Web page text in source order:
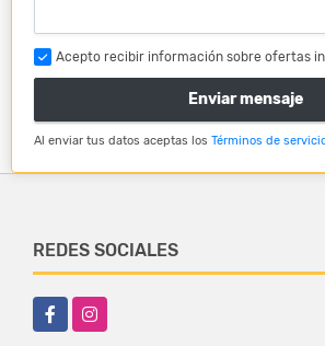
Acepto recibir información sobre ofertas
Enviar mensaje
Al enviar tus datos aceptas los Términos de
REDES SOCIALES
FacebookInstagram